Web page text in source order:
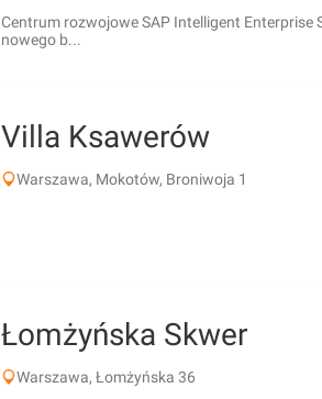
Centrum rozwojowe SAP Intelligent Enterprise
nowego b...
Villa Ksawerów
Warszawa, Mokotów, Broniwoja 1
Łomżyńska Skwer
Warszawa, Łomżyńska 36